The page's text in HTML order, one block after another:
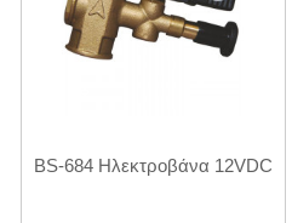
BS-684 Ηλεκτροβάνα 12VDC